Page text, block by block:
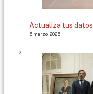
Actualiza tus datos
5 marzo, 2025